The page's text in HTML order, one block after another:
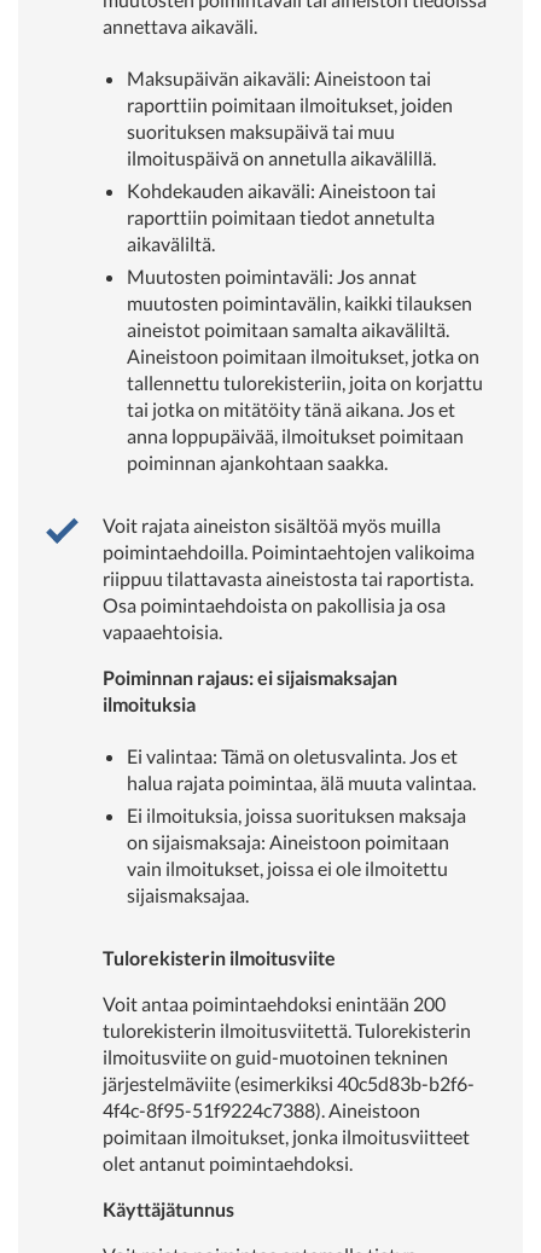
annettava aikaväli.
Maksupäivän aikaväli: Aineistoon tai
raporttiin poimitaan ilmoitukset, joiden
suorituksen maksupäivä tai muu
ilmoituspäivä on annetulla aikavälillä.
Kohdekauden aikaväli: Aineistoon tai
raporttiin poimitaan tiedot annetulta
aikaväliltä.
Muutosten poimintaväli: Jos annat
muutosten poimintavälin, kaikki tilauksen
aineistot poimitaan samalta aikaväliltä.
Aineistoon poimitaan ilmoitukset, jotka on
tallennettu tulorekisteriin, joita on korjattu
tai jotka on mitätöity tänä aikana. Jos et
anna loppupäivää, ilmoitukset poimitaan
poiminnan ajankohtaan saakka.
Voit rajata aineiston sisältöä myös muilla
poimintaehdoilla. Poimintaehtojen valikoima
riippuu tilattavasta aineistosta tai raportista.
Osa poimintaehdoista on pakollisia ja osa
vapaaehtoisia.
Poiminnan rajaus: ei sijaismaksajan
ilmoituksia
Ei valintaa: Tämä on oletusvalinta. Jos et
halua rajata poimintaa, älä muuta valintaa.
Ei ilmoituksia, joissa suorituksen maksaja
on sijaismaksaja: Aineistoon poimitaan
vain ilmoitukset, joissa ei ole ilmoitettu
sijaismaksajaa.
Tulorekisterin ilmoitusviite
Voit antaa poimintaehdoksi enintään 200
tulorekisterin ilmoitusviitettä. Tulorekisterin
ilmoitusviite on guid-muotoinen tekninen
järjestelmäviite (esimerkiksi 40c5d83b-b2f6-
4f4c-8f95-51f9224c7388). Aineistoon
poimitaan ilmoitukset, jonka ilmoitusviitteet
olet antanut poimintaehdoksi.
Käyttäjätunnus